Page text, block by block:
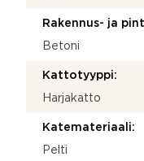
Rakennus- ja
Betoni
Kattotyyppi:
Harjakatto
Katemateriaali:
Pelti